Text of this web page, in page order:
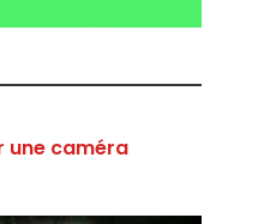
une caméra